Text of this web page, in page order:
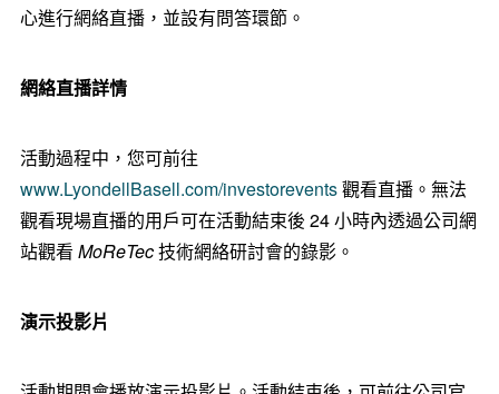
心進行網絡直播，並設有問答環節。
網絡直播詳情
活動過程中，您可前往
www.LyondellBasell.com/investorevents觀看直播。無法
觀看現場直播的用戶可在活動結束後 24 小時內透過公司網
站觀看 MoReTec技術網絡研討會的錄影。
演示投影片